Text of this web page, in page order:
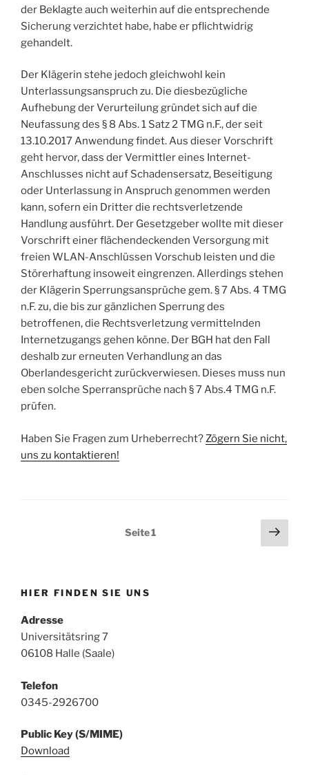
der Beklagte auch weiterhin auf die entsprechende
Sicherung verzichtet habe, habe er pflichtwidrig
gehandelt.
Der Klägerin stehe jedoch gleichwohl kein
Unterlassungsanspruch zu. Die diesbezügliche
Aufhebung der Verurteilung gründet sich auf die
Neufassung des § 8 Abs. 1 Satz 2 TMG n.F., der seit
13.10.2017 Anwendung findet. Aus dieser Vorschrift
geht hervor, dass der Vermittler eines Internet-
Anschlusses nicht auf Schadensersatz, Beseitigung
oder Unterlassung in Anspruch genommen werden
kann, sofern ein Dritter die rechtsverletzende
Handlung ausführt. Der Gesetzgeber wollte mit dieser
Vorschrift einer flächendeckenden Versorgung mit
freien WLAN-Anschlüssen Vorschub leisten und die
Störerhaftung insoweit eingrenzen. Allerdings stehen
der Klägerin Sperrungsansprüche gem. § 7 Abs. 4 TMG
n.F. zu, die bis zur gänzlichen Sperrung des
betroffenen, die Rechtsverletzung vermittelnden
Internetzugangs gehen könne. Der BGH hat den Fall
deshalb zur erneuten Verhandlung an das
Oberlandesgericht zurückverwiesen. Dieses muss nun
eben solche Sperransprüche nach § 7 Abs.4 TMG n.F.
prüfen.
Haben Sie Fragen zum Urheberrecht?Zögern Sie nicht,
uns zu kontaktieren!
Seitennummerierung
Seite1
HIER FINDEN SIE UNS
Adresse
Universitätsring 7
06108 Halle (Saale)
Telefon
0345-2926700
Public Key (S/MIME)
Download